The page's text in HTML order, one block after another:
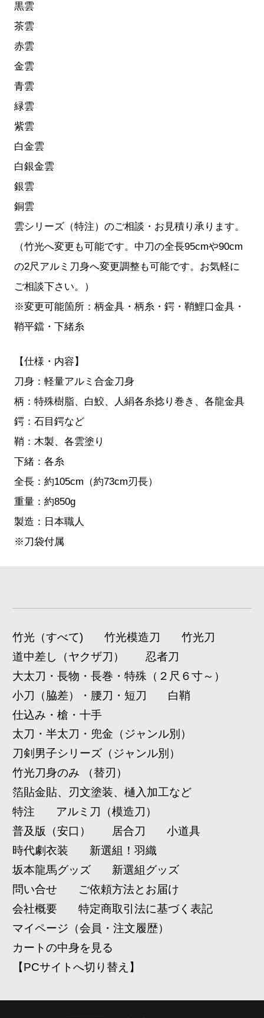
黒雲
茶雲
赤雲
金雲
青雲
緑雲
紫雲
白金雲
白銀金雲
銀雲
銅雲
雲シリーズ（特注）のご相談・お見積り承ります。
（竹光へ変更も可能です。中刀の全長95cmや90cm
の2尺アルミ刀身へ変更調整も可能です。お気軽に
ご相談下さい。）
※変更可能箇所：柄金具・柄糸・鍔・鞘鯉口金具・
鞘平鐺・下緒糸
【仕様・内容】
刀身：軽量アルミ合金刀身
柄：特殊樹脂、白鮫、人絹各糸捻り巻き、各龍金具
鍔：石目鍔など
鞘：木製、各雲塗り
下緒：各糸
全長：約105cm（約73cm刃長）
重量：約850g
製造：日本職人
※刀袋付属
竹光（すべて) 竹光模造刀
竹光刀
道中差し（ヤクザ刀）
忍者刀
大太刀・長物・長巻・特殊（２尺６寸～）
小刀（脇差）・腰刀・短刀
白鞘
仕込み・槍・十手
太刀・半太刀・兜金（ジャンル別）
刀剣男子シリーズ（ジャンル別）
竹光刀身のみ （替刃）
箔貼金貼、刃文塗装、樋入加工など
特注
アルミ刀（模造刀）
普及版（安口）
居合刀
小道具
時代劇衣装
新選組！羽織
坂本龍馬グッズ
新選組グッズ
問い合せ
ご依頼方法とお届け
会社概要
特定商取引法に基づく表記
マイページ（会員・注文履歴）
カートの中身を見る
【PCサイトへ切り替え】